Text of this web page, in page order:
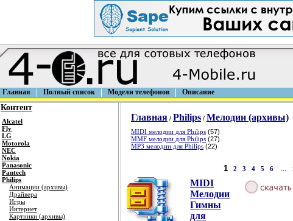
Главная Полный список Модели телефонов Описание
Контент
Alcatel
Fly
LG
Motorola
NEC
Nokia
Panasonic
Pantech
Philips
Анимации (архивы)
Драйвера
Игры
Интернет
Картинки (архивы)
Главная / Philips / Мелодии (архивы)
MIDI мелодии для Philips (57)
MMF мелодии для Philips (27)
MP3 мелодии для Philips (22)
1 2 3 4 5 6...
MIDI
Мелодии
Гимны
для